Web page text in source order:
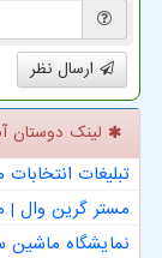
ارسال نظر
لینک دوستان
تبلیغات
مستر گرین وال |
نمایشگاه ماشین